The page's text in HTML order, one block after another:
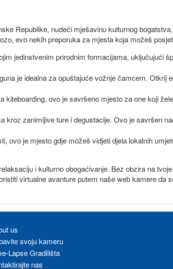
Republike, nudeći mješavinu kulturnog
evo nekih preporuka za mjesta koja možeš
jedinstvenim prirodnim formacijama, uključujući
je idealna za opuštajuće vožnje čamcem. Otkrij
kiteboarding, ovo je savršeno mjesto za one koji
kroz zanimljive ture i degustacije. Ovo je savršen
ovo je mjesto gdje možeš vidjeti djela lokalnih
i kulturno obogaćivanje. Bez obzira na
virtualne avanture putem naše web kamere
us
svoju kameru
Lapse Gradilišta
nas